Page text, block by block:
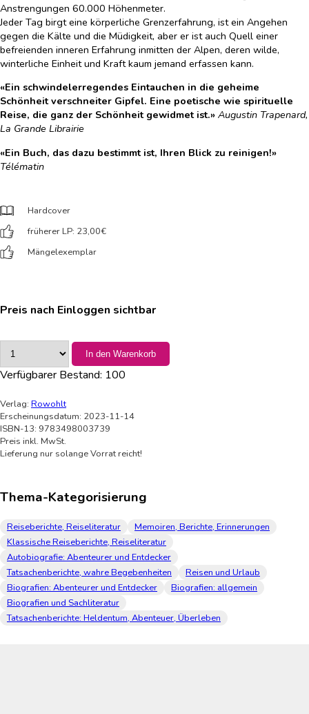
Anstrengungen 60.000 Höhenmeter.
Jeder Tag birgt eine körperliche Grenzerfahrung, ist ein Angehen
gegen die Kälte und die Müdigkeit, aber er ist auch Quell einer
befreienden inneren Erfahrung inmitten der Alpen, deren wilde,
winterliche Einheit und Kraft kaum jemand erfassen kann.
«Ein schwindelerregendes Eintauchen in die geheime
Schönheit verschneiter Gipfel. Eine poetische wie spirituelle
Reise, die ganz der Schönheit gewidmet ist.» Augustin Trapenard,
La Grande Librairie
«Ein Buch, das dazu bestimmt ist, Ihren Blick zu reinigen!»
Télématin
Hardcover
früherer LP: 23,00€
Mängelexemplar
Preis nach Einloggen sichtbar
In den Warenkorb
Verfügbarer Bestand: 100
Verlag: Rowohlt
Erscheinungsdatum: 2023-11-14
ISBN-13: 9783498003739
Preis inkl. MwSt.
Lieferung nur solange Vorrat reicht!
Thema-Kategorisierung
Reiseberichte, Reiseliteratur
Memoiren, Berichte, Erinnerungen
Klassische Reiseberichte, Reiseliteratur
Autobiografie: Abenteurer und Entdecker
Tatsachenberichte, wahre Begebenheiten
Reisen und Urlaub
Biografien: Abenteurer und Entdecker
Biografien: allgemein
Biografien und Sachliteratur
Tatsachenberichte: Heldentum, Abenteuer, Überleben